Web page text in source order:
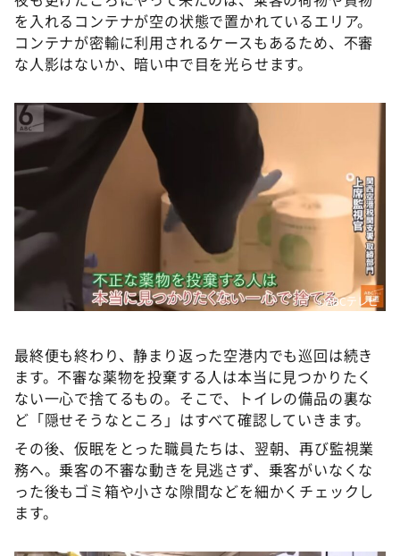
を入れるコンテナが空の状態で置かれているエリア。
コンテナが密輸に利用されるケースもあるため、不審
な人影はないか、暗い中で目を光らせます。
©️ABCテレビ
最終便も終わり、静まり返った空港内でも巡回は続き
ます。不審な薬物を投棄する人は本当に見つかりたく
ない一心で捨てるもの。そこで、トイレの備品の裏な
ど「隠せそうなところ」はすべて確認していきます。
その後、仮眠をとった職員たちは、翌朝、再び監視業
務へ。乗客の不審な動きを見逃さず、乗客がいなくな
った後もゴミ箱や小さな隙間などを細かくチェックし
ます。